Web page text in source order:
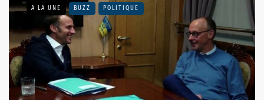
A LA UNE BUZZ POLITIQUE